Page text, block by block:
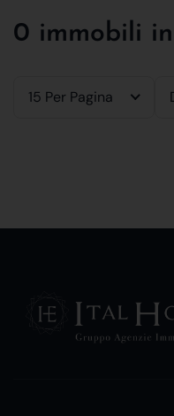
0 immobili
15 Per Pagina